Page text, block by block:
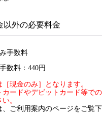
以外の必要料金
手数料
数料：440円
現金のみ］となります。
カードやデビットカード等で
。
ご利用案内のページをご覧下